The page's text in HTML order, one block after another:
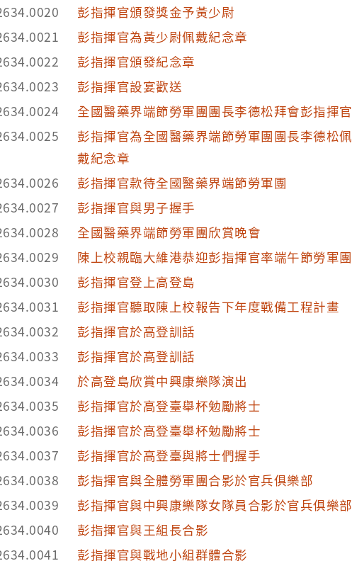
彭指揮官頒發獎金予黃少尉
彭指揮官為黃少尉佩戴紀念章
彭指揮官頒發紀念章
彭指揮官設宴歡送
全國醫藥界端節勞軍團團長李德松拜會彭指揮官
彭指揮官為全國醫藥界端節勞軍團團長李德松佩
戴紀念章
彭指揮官款待全國醫藥界端節勞軍團
彭指揮官與男子握手
全國醫藥界端節勞軍團欣賞晚會
陳上校親臨大維港恭迎彭指揮官率端午節勞軍團
彭指揮官登上高登島
彭指揮官聽取陳上校報告下年度戰備工程計畫
彭指揮官於高登訓話
彭指揮官於高登訓話
於高登島欣賞中興康樂隊演出
彭指揮官於高登臺舉杯勉勵將士
彭指揮官於高登臺舉杯勉勵將士
彭指揮官於高登臺與將士們握手
彭指揮官與全體勞軍團合影於官兵俱樂部
彭指揮官與中興康樂隊女隊員合影於官兵俱樂部
彭指揮官與王組長合影
彭指揮官與戰地小組群體合影